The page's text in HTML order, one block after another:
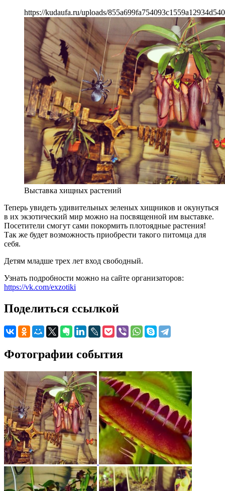
https://kudaufa.ru/uploads/
Выставка хищных растений
Теперь увидеть удивительных зеленых хищников и окунуться
в их экзотический мир можно на посвященной им выставке.
Посетители смогут сами покормить плотоядные растения!
Так же будет возможность приобрести такого питомца для
себя.
Детям младше трех лет вход свободный.
Узнать подробности можно на сайте организаторов:
https://vk.com/exzotiki
Поделиться ссылкой
Фотографии события